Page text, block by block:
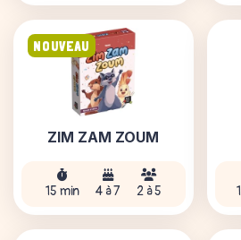
ZIM ZAM ZOUM
15 min 4 à 7 2 à 5
NOUVEAU